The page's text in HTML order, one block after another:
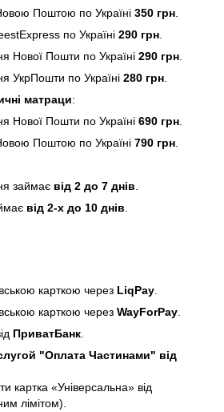
Поштою по Україні 350 грн
по Україні 290 грн
Нової Пошти по Україні 290 грн
УкрПошти по Україні 280 грн
матраци:
Нової Пошти по Україні 690 грн
Поштою по Україні 790 грн
займає від 2 до 7 днів
від 2-х до 10 днів
карткою через LiqPay
карткою через WayForPay
ПриватБанк
"Оплата Частинами" від
картка «Універсальна» від
лімітом).